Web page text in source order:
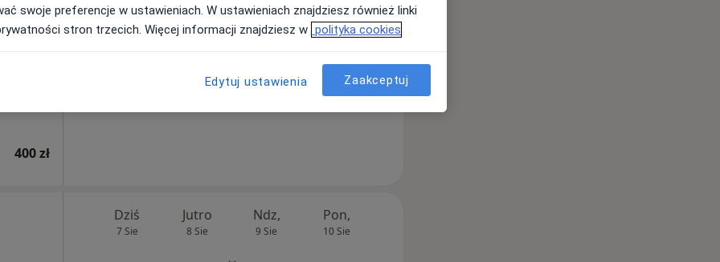
400 zł
Umawianie online nie jest dostępne
Dziś
7 Sie
Jutro
8 Sie
Ndz,
9 Sie
Pon,
10 Sie
swoje preferencje w ustawieniach. W ustawieniach znajdziesz również linki
stron trzecich. Więcej informacji znajdziesz w polityka cookies
Edytuj ustawienia Zaakceptuj